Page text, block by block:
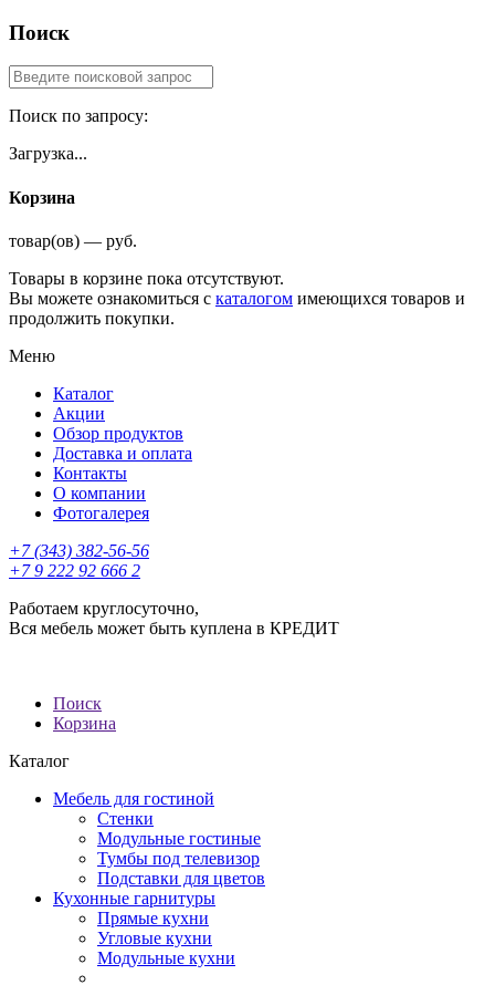
Поиск
Поиск по запросу:
Загрузка...
Корзина
товар(ов) — руб.
Товары в корзине пока отсутствуют.
Вы можете ознакомиться с каталогом имеющихся товаров и
продолжить покупки.
Меню
Каталог
Акции
Обзор продуктов
Доставка и оплата
Контакты
О компании
Фотогалерея
+7 (343) 382-56-56
+7 9 222 92 666 2
Работаем круглосуточно,
Вся мебель может быть куплена в КРЕДИТ
Поиск
Корзина
Каталог
Мебель для гостиной
Стенки
Модульные гостиные
Тумбы под телевизор
Подставки для цветов
Кухонные гарнитуры
Прямые кухни
Угловые кухни
Модульные кухни